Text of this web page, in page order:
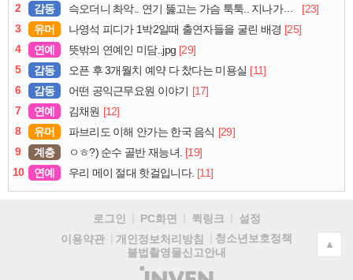
2
감동 슥오더니 촤악.. 연기 뚫고는 가슴 툭툭.. 지나가던 아재의 정체
[23]
3
유머 나영석 피디가 1박2일때 출연자들을 굴린 배경 [25]
4
연예 뜻밖의 연예인 미담..jpg [29]
5
감동 오픈 후 3개월치 예약 다 찼다는 미용실 [11]
6
감동 어떤 공익근무요원 이야기 [17]
7
연예 김채원 [12]
8
유머 파브리도 이해 안가는 한국 음식 [29]
9
계층 ㅇㅎ?) 순수 골반 재능녀. [19]
10
연예 우리 메이 절대 핫걸입니다. [11]
로그인 PC화면 퀵링크
설정
이용약관
개인정보처리방침
청소년보호정책
불법촬영물신고안내
(주)
▲